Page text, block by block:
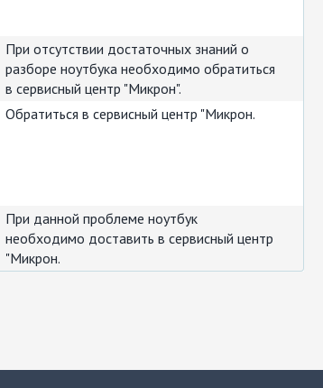
При отсутствии достаточных знаний о
разборе ноутбука необходимо обратиться
в сервисный центр "Микрон".
Обратиться в сервисный центр "Микрон.
При данной проблеме ноутбук
необходимо доставить в сервисный центр
"Микрон.